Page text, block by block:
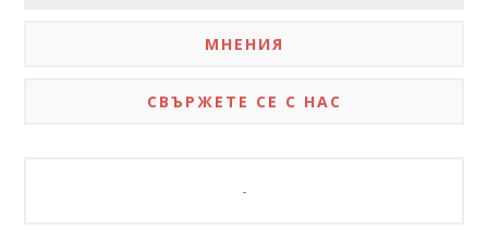
МНЕНИЯ
СВЪРЖЕТЕ СЕ С НАС
-